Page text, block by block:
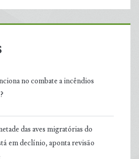
no combate a incêndios
das aves migratórias do
em declínio, aponta revisão